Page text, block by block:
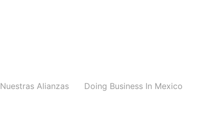
Nuestras Alianzas Doing Business In Mexico